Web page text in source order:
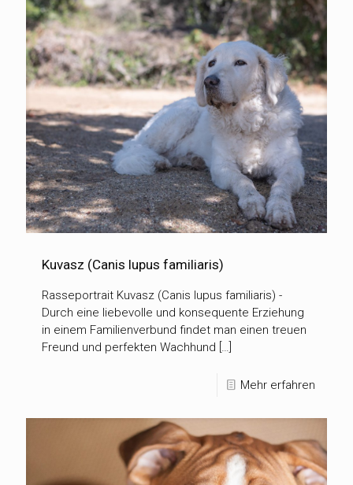
Kuvasz (Canis lupus familiaris)
Rasseportrait Kuvasz (Canis lupus familiaris) -
Durch eine liebevolle und konsequente Erziehung
in einem Familienverbund findet man einen treuen
Freund und perfekten Wachhund […]
Mehr erfahren